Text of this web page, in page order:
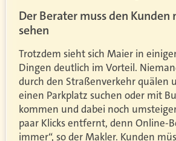
Der Berater muss den
sehen
Trotzdem sieht sich Maier in
Dingen deutlich im Vorteil.
durch den Straßenverkehr quälen
einen Parkplatz suchen oder mit
kommen und dabei noch
paar Klicks entfernt, denn Online-
immer“, so der Makler. Kunden